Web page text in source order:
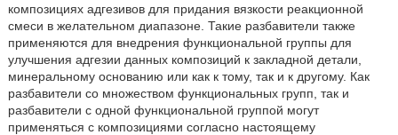
композициях адгезивов для придания вязкости реакционной
смеси в желательном диапазоне. Такие разбавители также
применяются для внедрения функциональной группы для
улучшения адгезии данных композиций к закладной детали,
минеральному основанию или как к тому, так и к другому. Как
разбавители со множеством функциональных групп, так и
разбавители с одной функциональной группой могут
применяться с композициями согласно настоящему